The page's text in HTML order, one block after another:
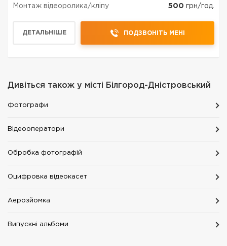
Монтаж відеоролика/кліпу 500 грн/год.
ДЕТАЛЬНІШЕ ПОДЗВОНІТЬ МЕНІ
Дивіться також у місті Білгород-Дністровський
Фотографи
Відеооператори
Обробка фотографій
Оцифровка відеокасет
Аерозйомка
Випускні альбоми